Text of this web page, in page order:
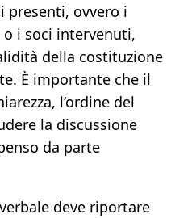
presenti, ovvero i
i soci intervenuti,
della costituzione
È importante che il
l’ordine del
la discussione
da parte
deve riportare